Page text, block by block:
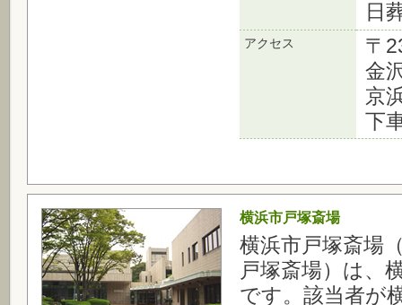
日
アクセス
〒
金
京
下
横浜市戸塚斎場
横浜市戸塚斎場
戸塚斎場）は、
です。該当者が